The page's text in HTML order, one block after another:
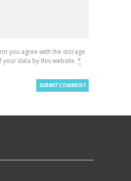
you agree with the storage
your data by this website. *